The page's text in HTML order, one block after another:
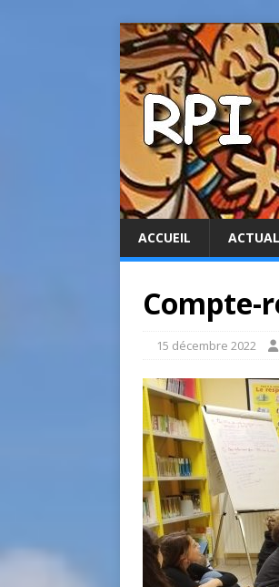
ACCUEIL
Compte-
15 décembre 2022